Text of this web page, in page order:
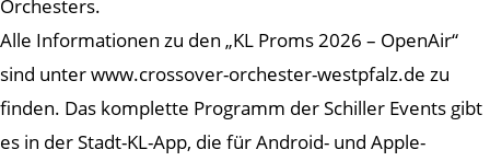
Orchesters.
Alle Informationen zu den „KL Proms 2026 – OpenAir“
sind unter www.crossover-orchester-westpfalz.de zu
finden. Das komplette Programm der Schiller Events gibt
es in der Stadt-KL-App, die für Android- und Apple-